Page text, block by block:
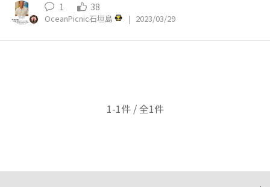
1 38
OceanPicnic石垣島 | 2023/03/29
1-1件 / 全1件